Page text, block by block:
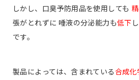
しかし、口臭予防用品を使用しても
張がとれずに 唾液の分泌能力も低下
です。
製品によっては、含まれている合成化